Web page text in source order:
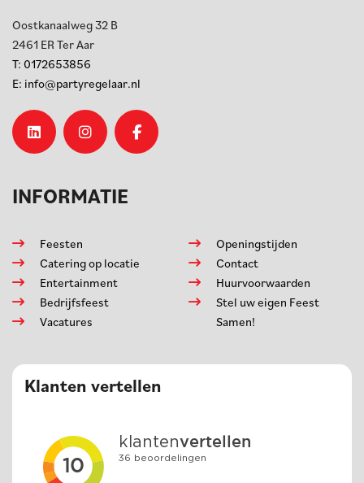
Oostkanaalweg 32 B
2461 ER Ter Aar
T: 0172653856
E: info@partyregelaar.nl
INFORMATIE
Feesten
Catering op locatie
Entertainment
Bedrijfsfeest
Vacatures
Openingstijden
Contact
Huurvoorwaarden
Stel uw eigen Feest
Samen!
Klanten vertellen